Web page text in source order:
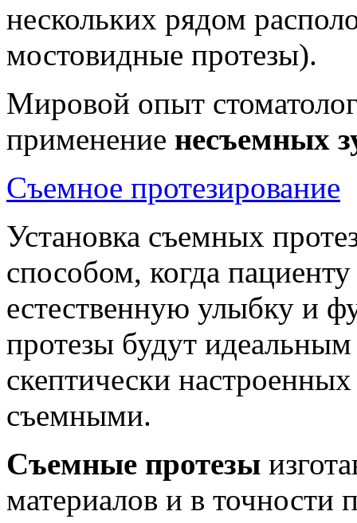
нескольких рядом
мостовидные протезы).
Мировой опыт
применение несъемных
Съемное протезирование
Установка съемных
способом, когда
естественную улыбку и
протезы будут
скептически
съемными.
Съемные протезы
материалов и в точности